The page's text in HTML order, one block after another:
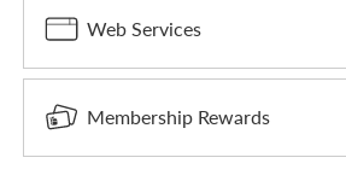
Web Services
Membership Rewards